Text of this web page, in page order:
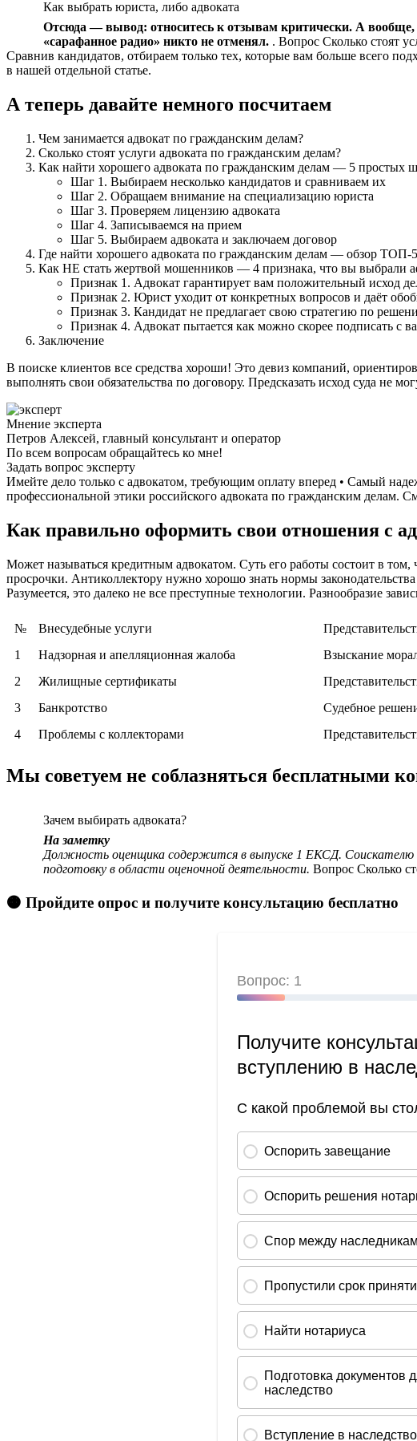
Как выбрать юриста, либо адвоката
Отсюда — вывод: относитесь к отзывам критически. А
«сарафанное радио» никто не отменял. . Вопрос Сколько стоят
Сравнив кандидатов, отбираем только тех, которые вам больше всего
в нашей отдельной статье.
А теперь давайте немного посчитаем
Чем занимается адвокат по гражданским делам?
Сколько стоят услуги адвоката по гражданским делам?
Как найти хорошего адвоката по гражданским делам — 5 простых
Шаг 1. Выбираем несколько кандидатов и сравниваем их
Шаг 2. Обращаем внимание на специализацию юриста
Шаг 3. Проверяем лицензию адвоката
Шаг 4. Записываемся на прием
Шаг 5. Выбираем адвоката и заключаем договор
Где найти хорошего адвоката по гражданским делам — обзор
Как НЕ стать жертвой мошенников — 4 признака, что вы выбрали
Признак 1. Адвокат гарантирует вам положительный исход
Признак 2. Юрист уходит от конкретных вопросов и даёт
Признак 3. Кандидат не предлагает свою стратегию по
Признак 4. Адвокат пытается как можно скорее подписать с
Заключение
В поиске клиентов все средства хороши! Это девиз компаний,
выполнять свои обязательства по договору. Предсказать исход суда не
Мнение эксперта
Петров Алексей, главный консультант и оператор
По всем вопросам обращайтесь ко мне!
Задать вопрос эксперту
Имейте дело только с адвокатом, требующим оплату вперед • Самый
профессиональной этики российского адвоката по гражданским делам.
Как правильно оформить свои отношения с
Может называться кредитным адвокатом. Суть его работы состоит в
просрочки. Антиколлектору нужно хорошо знать нормы
Разумеется, это далеко не все преступные технологии. Разнообразие
№ Внесудебные услуги
1
Надзорная и апелляционная жалоба
Взыскание
2
Жилищные сертификаты
3
Банкротство
Судебное
4
Проблемы с коллекторами
Мы советуем не соблазняться бесплатными
Зачем выбирать адвоката?
На заметку
Должность оценщика содержится в выпуске 1 ЕКСД. Соискателю
подготовку в области оценочной деятельности. Вопрос Сколько
🟠 Пройдите опрос и получите консультацию бесплатно